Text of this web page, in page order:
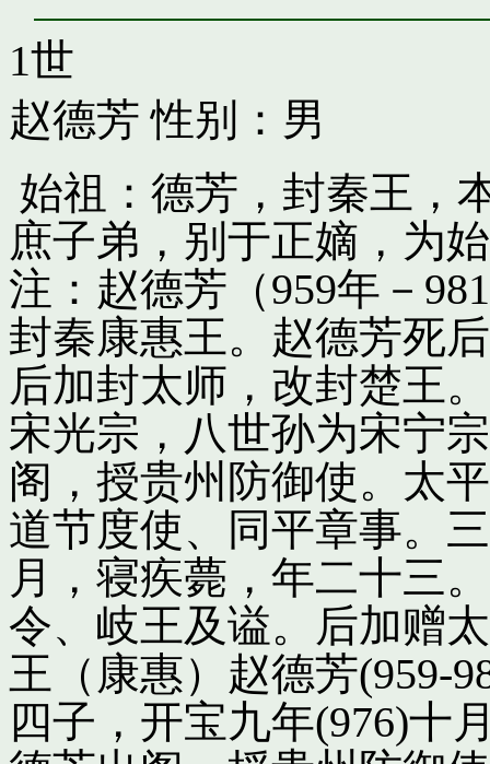
1世
赵德芳 性别：男
始祖：德芳，封秦王，
庶子弟，别于正嫡，为
注：赵德芳（959年－
封秦康惠王。赵德芳死
后加封太师，改封楚王
宋光宗，八世孙为宋宁
阁，授贵州防御使。太
道节度使、同平章事。
月，寝疾薨，年二十三
令、岐王及谥。后加赠
王（康惠）赵德芳(959-
四子，开宝九年(976)十